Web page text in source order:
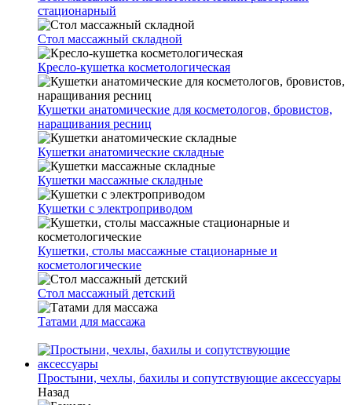
стационарный
Стол массажный складной
Кресло-кушетка косметологическая
Кушетки анатомические для косметологов, бровистов,
наращивания ресниц
Кушетки анатомические складные
Кушетки массажные складные
Кушетки с электроприводом
Кушетки, столы массажные стационарные и
косметологические
Стол массажный детский
Татами для массажа
Простыни, чехлы, бахилы и сопутствующие аксессуары
Назад